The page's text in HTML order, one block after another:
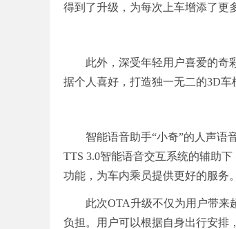
得到了升级，为每次上车增添了更
此外，深受年轻用户喜爱的奇
据个人喜好，打造独一无二的3D车
智能语音助手“小奇”的人声语
TTS 3.0智能语音交互系统的辅助
功能，为车内乘员提供更好的服务。
此次OTA升级不仅为用户带来
负担。用户可以根据自身出行安排